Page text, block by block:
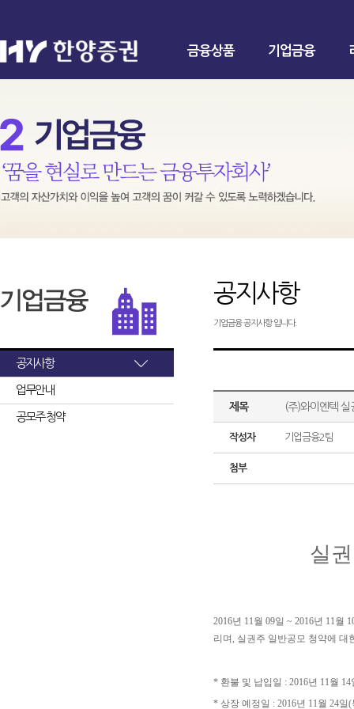
금융상품 기업금융
공지사항
업무안내
공모주 청약
공지사항
기업금융 공지사항 입니다.
제목 (주)와이엔텍 실
작성자 기업금융2팀
첨부
실
2016년 11월 09일 ~ 2016년 11
리며, 실권주 일반공모 청약에 대
* 환불 및 납입일 : 2016년 11월 14
* 상장 예정일 : 2016년 11월 24일(